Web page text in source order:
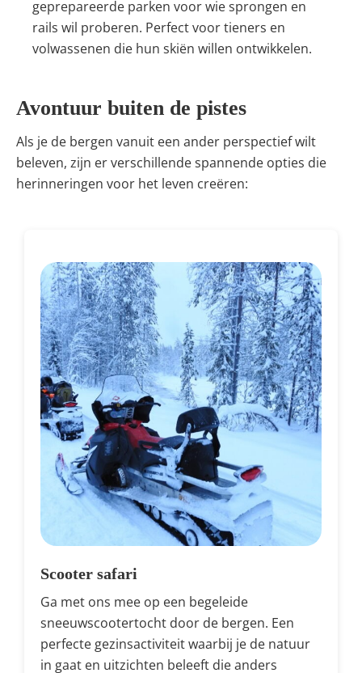
geprepareerde parken voor wie sprongen en
rails wil proberen. Perfect voor tieners en
volwassenen die hun skiën willen ontwikkelen.
Avontuur buiten de pistes
Als je de bergen vanuit een ander perspectief wilt
beleven, zijn er verschillende spannende opties die
herinneringen voor het leven creëren:
Scooter safari
Ga met ons mee op een begeleide
sneeuwscootertocht door de bergen. Een
perfecte gezinsactiviteit waarbij je de natuur
in gaat en uitzichten beleeft die anders